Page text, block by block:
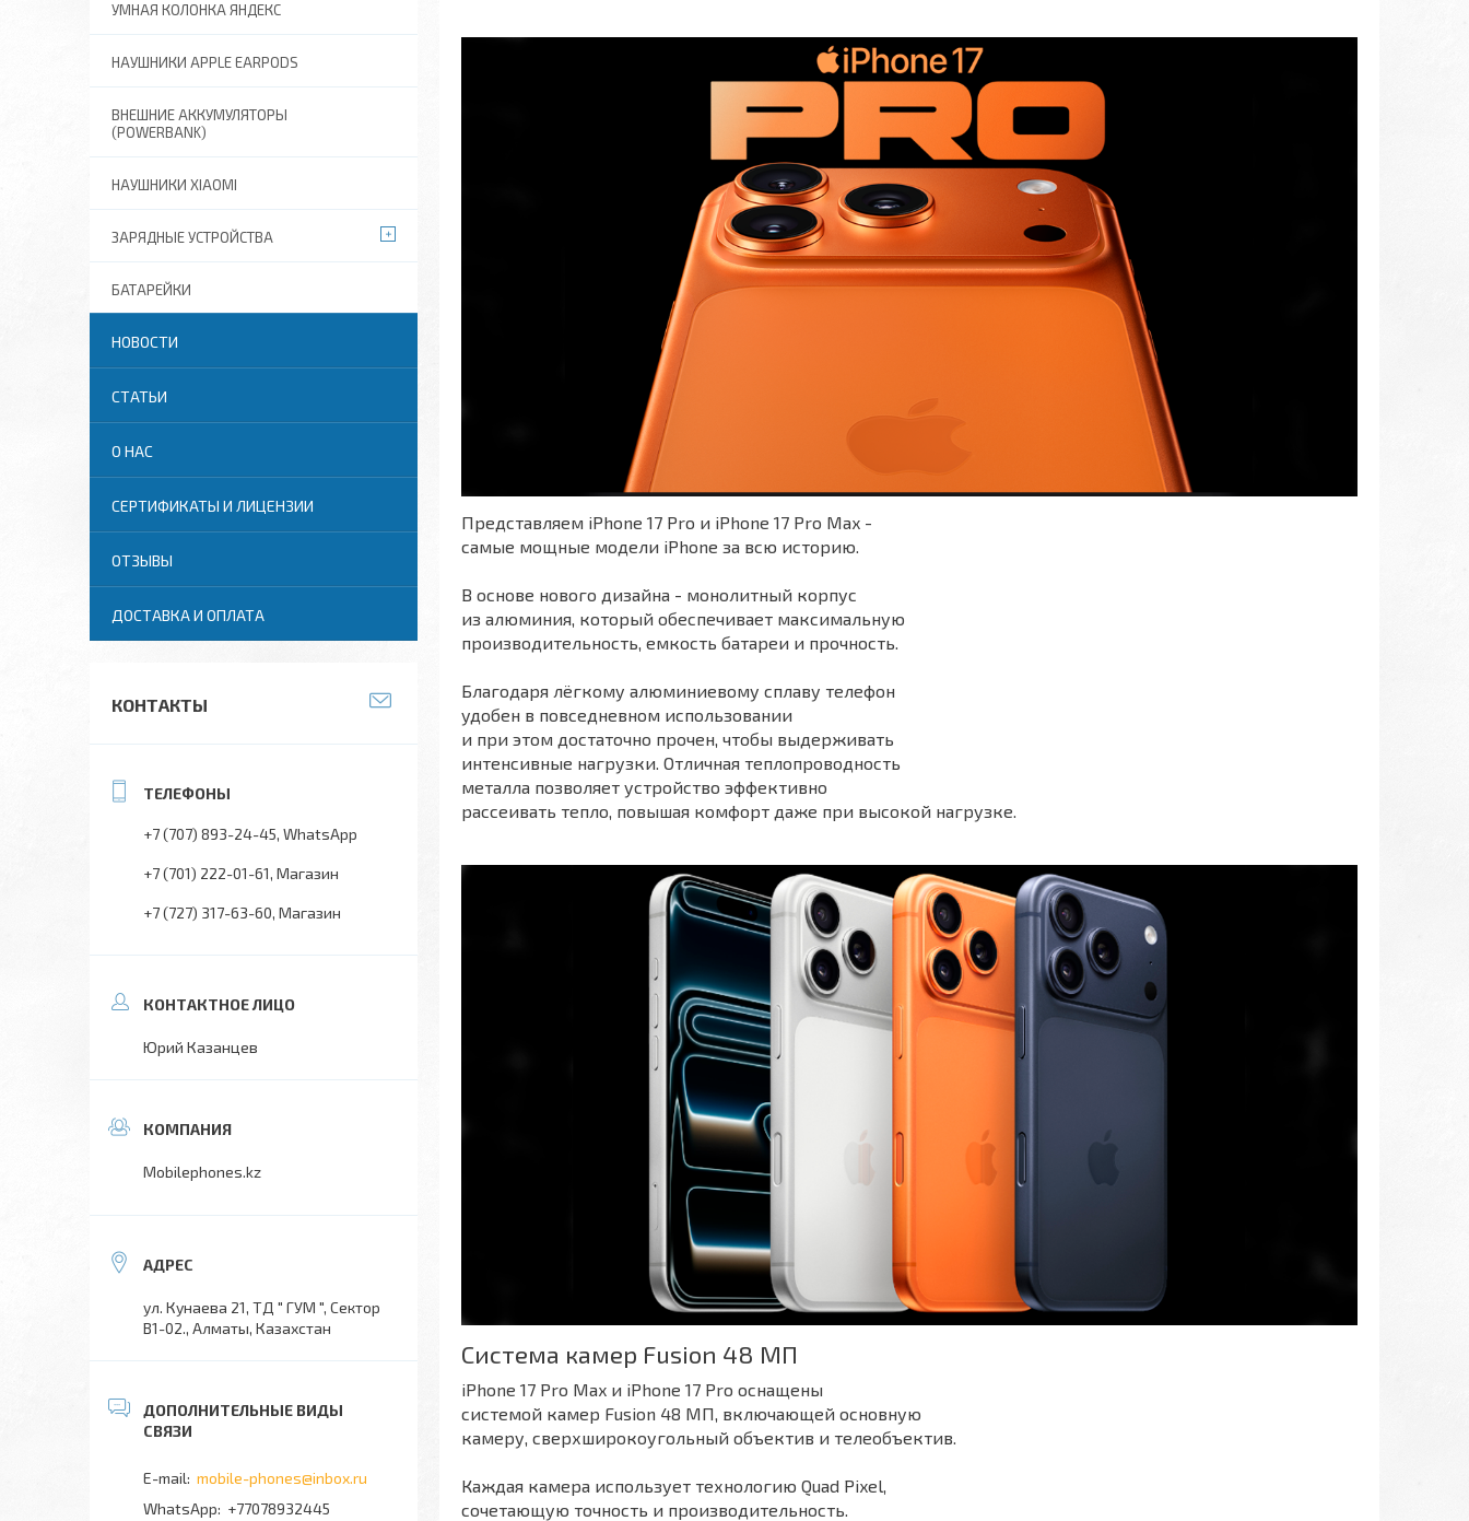
Представляем iPhone 17 Pro и iPhone 17 Pro Max -
самые мощные модели iPhone за всю историю.
В основе нового дизайна - монолитный корпус
из алюминия, который обеспечивает максимальную
производительность, емкость батареи и прочность.
Благодаря лёгкому алюминиевому сплаву телефон
удобен в повседневном использовании
и при этом достаточно прочен, чтобы выдерживать
интенсивные нагрузки. Отличная теплопроводность
металла позволяет устройство эффективно
рассеивать тепло, повышая комфорт даже при высокой нагрузке.
Система камер Fusion 48 МП
iPhone 17 Pro Max и iPhone 17 Pro оснащены
системой камер Fusion 48 МП, включающей основную
камеру, сверхширокоугольный объектив и телеобъектив.
Каждая камера использует технологию Quad Pixel,
сочетающую точность и производительность.
УМНАЯ КОЛОНКА ЯНДЕКС
НАУШНИКИ APPLE EARPODS
ВНЕШНИЕ АККУМУЛЯТОРЫ
(POWERBANK)
НАУШНИКИ XIAOMI
ЗАРЯДНЫЕ УСТРОЙСТВА
БАТАРЕЙКИ
НОВОСТИ
СТАТЬИ
О НАС
СЕРТИФИКАТЫ И ЛИЦЕНЗИИ
ОТЗЫВЫ
ДОСТАВКА И ОПЛАТА
КОНТАКТЫ
+7 (707) 893-24-45 WhatsApp
+7 (701) 222-01-61 Магазин
+7 (727) 317-63-60 Магазин
Юрий Казанцев
Mobilephones.kz
ул. Кунаева 21, ТД " ГУМ ", Сектор
В1-02., Алматы, Казахстан
mobile-phones@inbox.ru
+77078932445